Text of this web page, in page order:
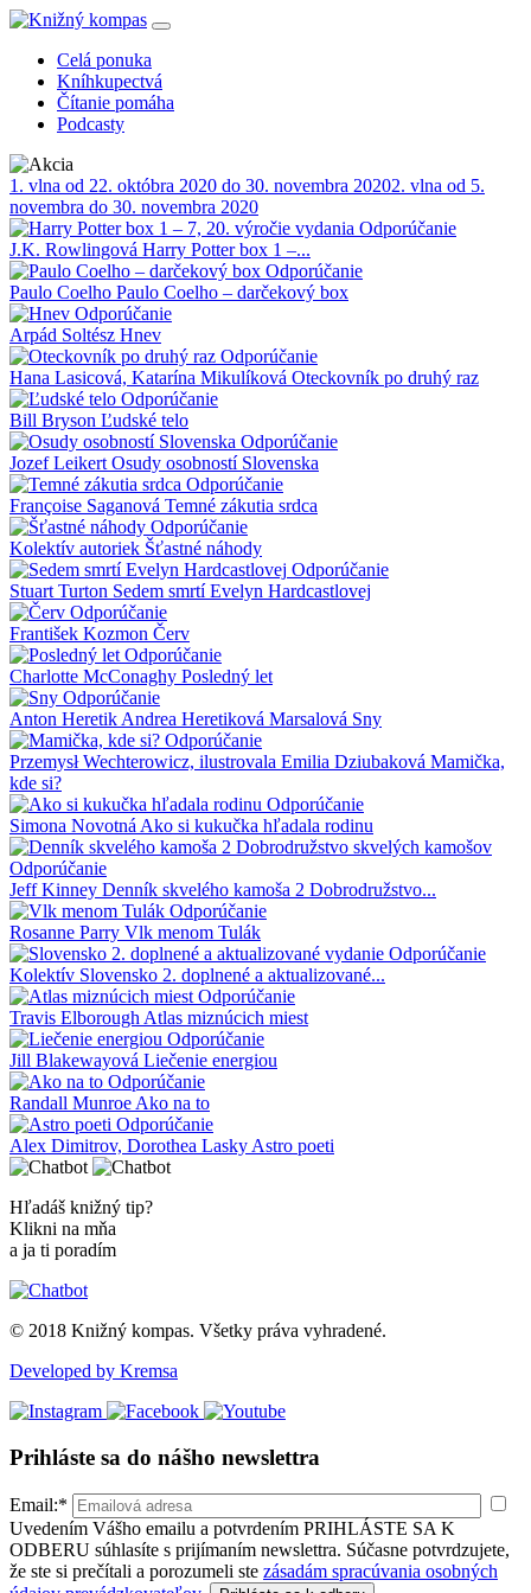
Celá ponuka
Kníhkupectvá
Čítanie pomáha
Podcasty
1. vlna od 22. októbra 2020 do 30. novembra 20202. vlna od 5.
novembra do 30. novembra 2020
Odporúčanie
J.K. Rowlingová Harry Potter box 1 –...
Odporúčanie
Paulo Coelho Paulo Coelho – darčekový box
Odporúčanie
Arpád Soltész Hnev
Odporúčanie
Hana Lasicová, Katarína Mikulíková Oteckovník po druhý raz
Odporúčanie
Bill Bryson Ľudské telo
Odporúčanie
Jozef Leikert Osudy osobností Slovenska
Odporúčanie
Françoise Saganová Temné zákutia srdca
Odporúčanie
Kolektív autoriek Šťastné náhody
Odporúčanie
Stuart Turton Sedem smrtí Evelyn Hardcastlovej
Odporúčanie
František Kozmon Červ
Odporúčanie
Charlotte McConaghy Posledný let
Odporúčanie
Anton Heretik Andrea Heretiková Marsalová Sny
Odporúčanie
Przemysł Wechterowicz, ilustrovala Emilia Dziubaková Mamička,
kde si?
Odporúčanie
Simona Novotná Ako si kukučka hľadala rodinu
Odporúčanie
Jeff Kinney Denník skvelého kamoša 2 Dobrodružstvo...
Odporúčanie
Rosanne Parry Vlk menom Tulák
Odporúčanie
Kolektív Slovensko 2. doplnené a aktualizované...
Odporúčanie
Travis Elborough Atlas miznúcich miest
Odporúčanie
Jill Blakewayová Liečenie energiou
Odporúčanie
Randall Munroe Ako na to
Odporúčanie
Alex Dimitrov, Dorothea Lasky Astro poeti
Hľadáš knižný tip?
Klikni na mňa
a ja ti poradím
© 2018 Knižný kompas. Všetky práva vyhradené.
Developed by Kremsa
Prihláste sa do nášho newslettra
Email:*
Uvedením Vášho emailu a potvrdením PRIHLÁSTE SA K
ODBERU súhlasíte s prijímaním newslettra. Súčasne potvrdzujete,
že ste si prečítali a porozumeli ste zásadám spracúvania osobných